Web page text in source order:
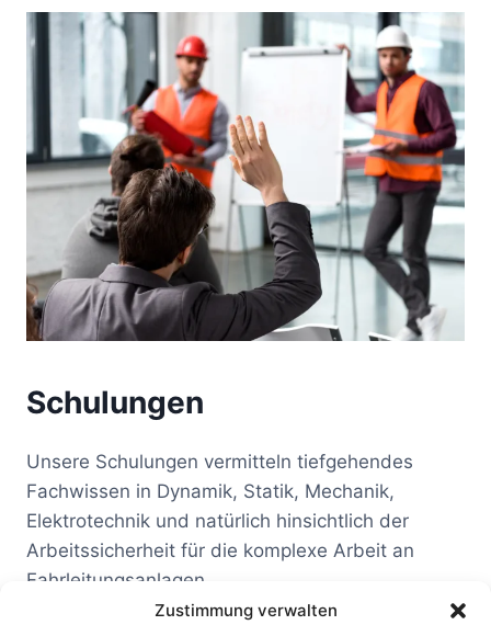
Zustimmung verwalten
Schulungen
Unsere Schulungen vermitteln tiefgehendes
Fachwissen in Dynamik, Statik, Mechanik,
Elektrotechnik und natürlich hinsichtlich der
Arbeitssicherheit für die komplexe Arbeit an
Fahrleitungsanlagen.